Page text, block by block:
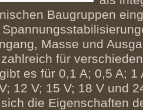
Baugruppen
Masse und
für
es für 0,1 A; 0,5 A; 1
12 V; 15 V; 18 V und
die Eigenschaften